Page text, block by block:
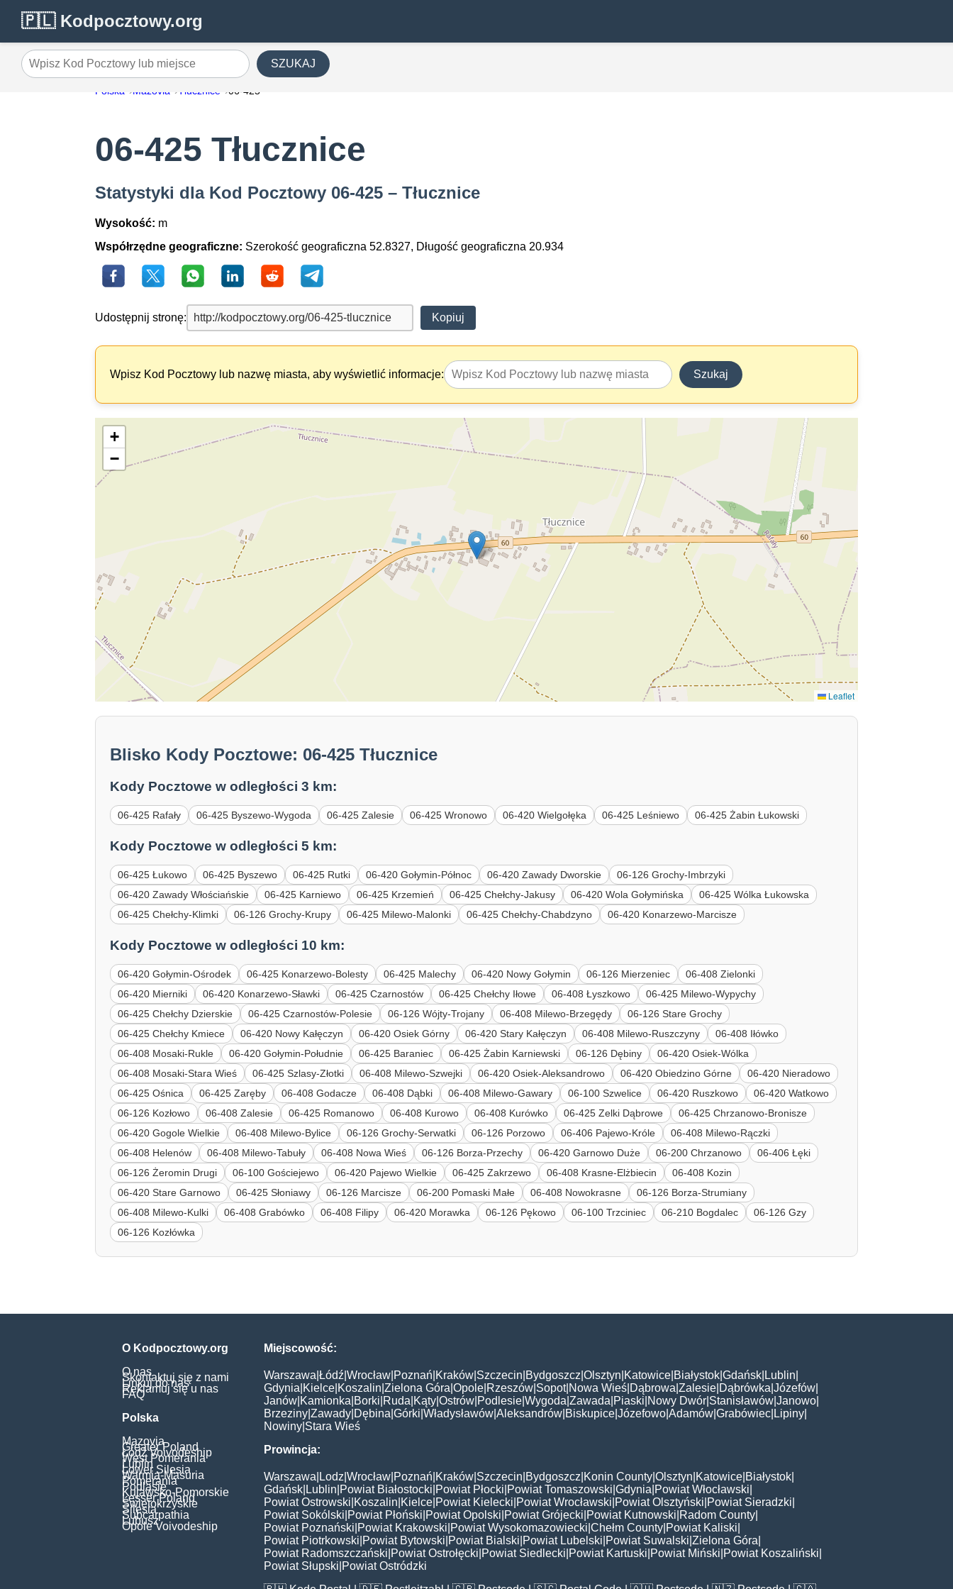
🇵🇱 Kodpocztowy.org
Wpisz Kod Pocztowy lub miejsce SZUKAJ
Polska Mazovia Tłucznice 06-425
06-425 Tłucznice
Statystyki dla Kod Pocztowy 06-425 – Tłucznice
Wysokość: m
Współrzędne geograficzne: Szerokość geograficzna 52.8327, Długość geograficzna 20.934
Udostępnij stronę: Kopiuj
Wpisz Kod Pocztowy lub nazwę miasta, aby wyświetlić informacje: Szukaj
+
−
Leaflet
Blisko Kody Pocztowe: 06-425 Tłucznice
Kody Pocztowe w odległości 3 km:
06-425 Rafały 06-425 Byszewo-Wygoda 06-425 Zalesie 06-425 Wronowo 06-420 Wielgołęka 06-425 Leśniewo 06-425 Żabin Łukowski
Kody Pocztowe w odległości 5 km:
06-425 Łukowo 06-425 Byszewo 06-425 Rutki 06-420 Gołymin-Północ 06-420 Zawady Dworskie
06-126 Grochy-Imbrzyki
06-420 Zawady Włościańskie
06-425 Karniewo 06-425 Krzemień 06-425 Chełchy-Jakusy 06-420 Wola Gołymińska
06-425 Wólka Łukowska
06-425 Chełchy-Klimki
06-126 Grochy-Krupy 06-425 Milewo-Malonki 06-425 Chełchy-Chabdzyno 06-420 Konarzewo-Marcisze
Kody Pocztowe w odległości 10 km:
06-420 Gołymin-Ośrodek 06-425 Konarzewo-Bolesty 06-425 Malechy 06-420 Nowy Gołymin 06-126 Mierzeniec
06-408 Zielonki
06-420 Mierniki
06-420 Konarzewo-Sławki 06-425 Czarnostów 06-425 Chełchy Iłowe 06-408 Łyszkowo
06-425 Milewo-Wypychy
06-425 Chełchy Dzierskie
06-425 Czarnostów-Polesie 06-126 Wójty-Trojany 06-408 Milewo-Brzegędy
06-126 Stare Grochy
06-425 Chełchy Kmiece
06-420 Nowy Kałęczyn 06-420 Osiek Górny 06-420 Stary Kałęczyn 06-408 Milewo-Ruszczyny
06-408 Iłówko
06-408 Mosaki-Rukle
06-420 Gołymin-Południe 06-425 Baraniec 06-425 Żabin Karniewski 06-126 Dębiny
06-420 Osiek-Wólka
06-408 Mosaki-Stara Wieś
06-425 Szlasy-Złotki 06-408 Milewo-Szwejki 06-420 Osiek-Aleksandrowo 06-420 Obiedzino Górne
06-420 Nieradowo
06-425 Ośnica
06-425 Zaręby 06-408 Godacze 06-408 Dąbki 06-408 Milewo-Gawary 06-100 Szwelice 06-420 Ruszkowo
06-420 Watkowo
06-126 Kozłowo
06-408 Zalesie 06-425 Romanowo 06-408 Kurowo 06-408 Kurówko 06-425 Zelki Dąbrowe
06-425 Chrzanowo-Bronisze
06-420 Gogole Wielkie
06-408 Milewo-Bylice 06-126 Grochy-Serwatki 06-126 Porzowo 06-406 Pajewo-Króle
06-408 Milewo-Rączki
06-408 Helenów
06-408 Milewo-Tabuły 06-408 Nowa Wieś 06-126 Borza-Przechy 06-420 Garnowo Duże 06-200 Chrzanowo
06-406 Łęki
06-126 Żeromin Drugi
06-100 Gościejewo 06-420 Pajewo Wielkie 06-425 Zakrzewo 06-408 Krasne-Elżbiecin
06-408 Kozin
06-420 Stare Garnowo
06-425 Słoniawy 06-126 Marcisze 06-200 Pomaski Małe 06-408 Nowokrasne
06-126 Borza-Strumiany
06-408 Milewo-Kulki
06-408 Grabówko 06-408 Filipy 06-420 Morawka 06-126 Pękowo 06-100 Trzciniec 06-210 Bogdalec
06-126 Gzy
06-126 Kozłówka
O Kodpocztowy.org
O nas
Skontaktuj się z nami
Linkuj do nas
Reklamuj się u nas
FAQ
Polska
Mazovia
Greater Poland
Łódź Voivodeship
West Pomerania
Lublin
Lower Silesia
Warmia-Masuria
Pomerania
Podlasie
Kujawsko-Pomorskie
Lesser Poland
Świętokrzyskie
Silesia
Subcarpathia
Lubusz
Opole Voivodeship
Miejscowość:
Warszawa Łódź Wrocław Poznań Kraków Szczecin Bydgoszcz Olsztyn Katowice Białystok Gdańsk Lublin
Gdynia Kielce Koszalin Zielona Góra Opole Rzeszów Sopot| Nowa Wieś Dąbrowa Zalesie Dąbrówka Józefów
Janów Kamionka Borki Ruda Kąty Ostrów Podlesie Wygoda Zawada Piaski Nowy Dwór Stanisławów Janowo
Brzeziny Zawady Dębina Górki Władysławów Aleksandrów Biskupice Józefowo Adamów Grabówiec Lipiny
Nowiny Stara Wieś
Prowincja:
Warszawa Lodz Wrocław Poznań Kraków Szczecin Bydgoszcz Konin County Olsztyn Katowice Białystok
Gdańsk Lublin Powiat Białostocki Powiat Płocki Powiat Tomaszowski Gdynia Powiat Włocławski
Powiat Ostrowski Koszalin Kielce Powiat Kielecki Powiat Wrocławski Powiat Olsztyński Powiat Sieradzki
Powiat Sokólski Powiat Płoński Powiat Opolski Powiat Grójecki Powiat Kutnowski Radom County
Powiat Poznański Powiat Krakowski Powiat Wysokomazowiecki Chełm County Powiat Kaliski
Powiat Piotrkowski Powiat Bytowski Powiat Bialski Powiat Lubelski Powiat Suwalski Zielona Góra
Powiat Radomszczański Powiat Ostrołęcki Powiat Siedlecki Powiat Kartuski Powiat Miński Powiat Koszaliński
Powiat Słupski Powiat Ostródzki